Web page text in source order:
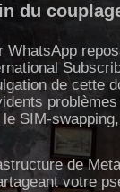
du
de cette
SIM-
de
votre